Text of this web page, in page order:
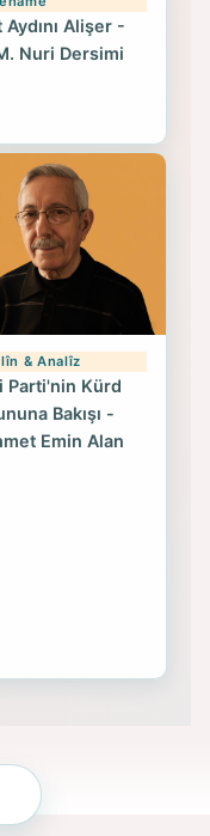
Aydını Alişer -
Nuri Dersimi
& Analîz
Parti'nin Kürd
Bakışı -
Emin Alan